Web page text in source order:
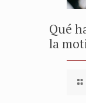
Qué
la